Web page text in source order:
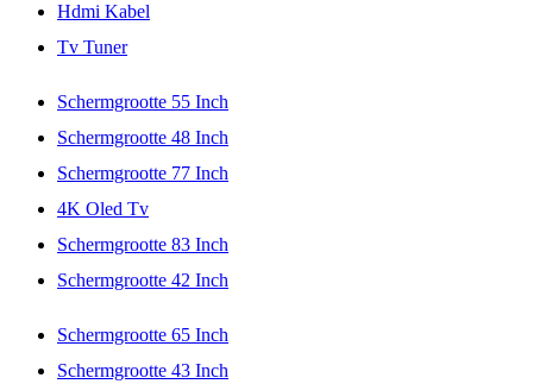
Hdmi Kabel
Tv Tuner
Schermgrootte 55 Inch
Schermgrootte 48 Inch
Schermgrootte 77 Inch
4K Oled Tv
Schermgrootte 83 Inch
Schermgrootte 42 Inch
Schermgrootte 65 Inch
Schermgrootte 43 Inch